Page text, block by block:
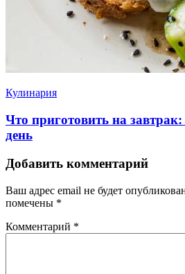
Кулинария
Что приготовить на
день
Добавить комментарий
Ваш адрес email не будет
помечены *
Комментарий *